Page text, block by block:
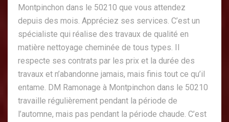
Montpinchon dans le 50210 que vous attendez
depuis des mois. Appréciez ses services. C’est un
spécialiste qui réalise des travaux de qualité en
matière nettoyage cheminée de tous types. Il
respecte ses contrats par les prix et la durée des
travaux et n’abandonne jamais, mais finis tout ce qu’il
entame. DM Ramonage à Montpinchon dans le 50210
travaille régulièrement pendant la période de
l’automne, mais pas pendant la période chaude. C’est